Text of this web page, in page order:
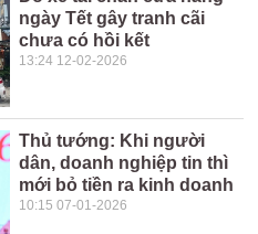
ngày Tết gây tranh cãi
chưa có hồi kết
13:24 12-02-2026
Thủ tướng: Khi người
dân, doanh nghiệp tin thì
mới bỏ tiền ra kinh doanh
10:15 07-01-2026